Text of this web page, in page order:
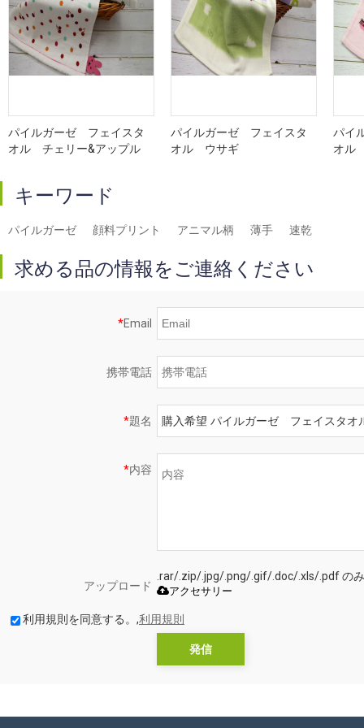
パイルガーゼ フェイスタ
オル チェリー&アップル
パイルガーゼ フェイスタ
オル ウサギ
パイ
オル
キーワード
パイルガーゼ 顔料プリント アニマル柄 薄手 速乾
求める品の情報をご連絡ください
*Email
携帯電話
*題名
*内容
アップロード
.rar/.zip/.jpg/.png/.gif/.doc/.xls/.pdf の
アクセサリー
利用規則を同意する。,利用規則
発信